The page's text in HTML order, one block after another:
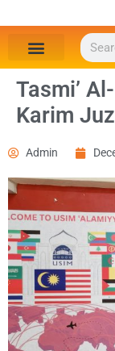
Tasmi’
Karim
Admin